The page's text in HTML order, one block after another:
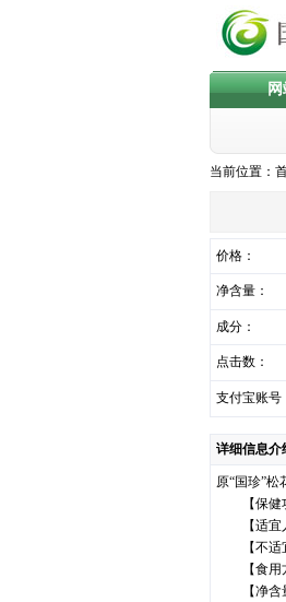
网
当前位置：
价格：
净含量：
成分：
点击数：
支付宝账号
详细信息介
原“国珍”松
【保健
【适宜人
【不适宜
【食用方
【净含量